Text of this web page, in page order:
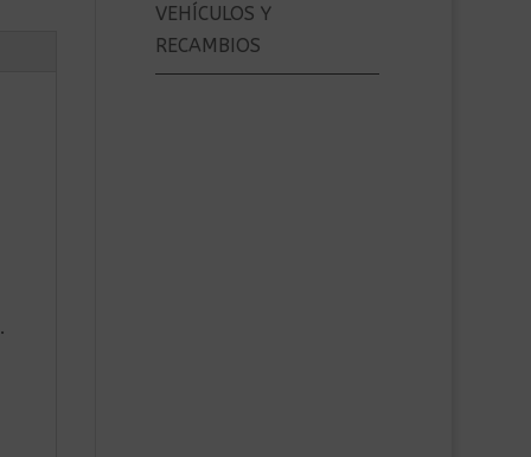
VEHÍCULOS Y
RECAMBIOS